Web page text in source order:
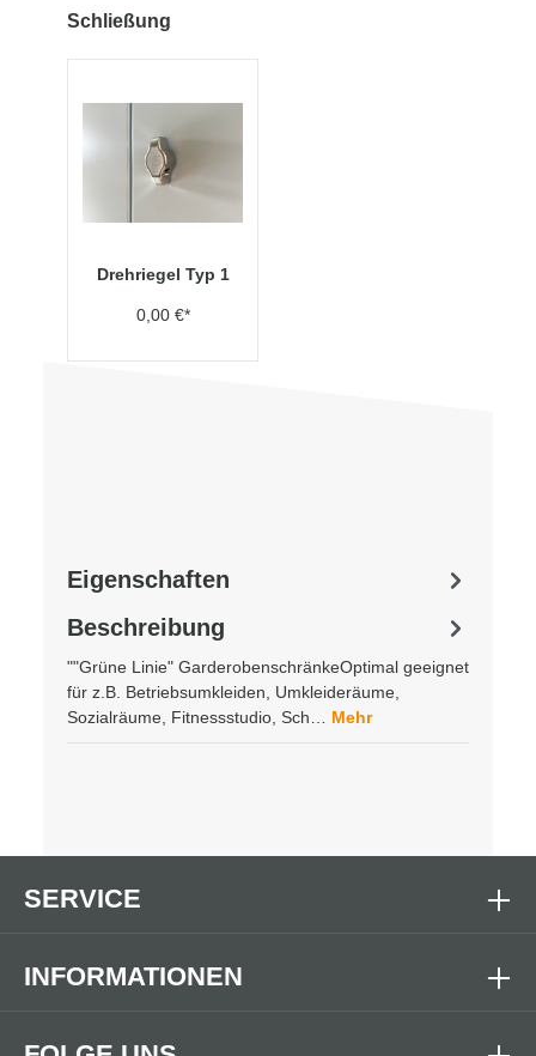
Schließung
Drehriegel Typ 1
0,00 €*
Beschreibung
""Grüne Linie" GarderobenschränkeOptimal geeignet
für z.B. Betriebsumkleiden, Umkleideräume,
Sozialräume, Fitnessstudio, Sch… Mehr
Eigenschaften
SERVICE
INFORMATIONEN